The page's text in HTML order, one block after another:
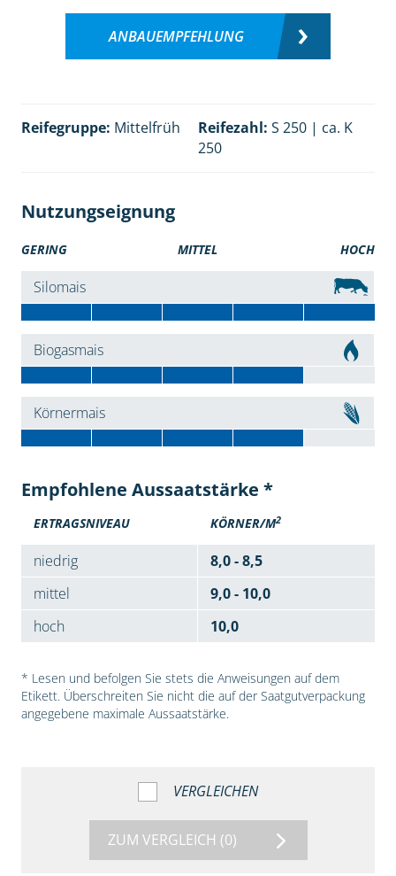
ANBAUEMPFEHLUNG
Reifegruppe: Mittelfrüh Reifezahl: S 250 | ca. K
250
Nutzungseignung
GERING MITTEL HOCH
Silomais
Biogasmais
Körnermais
Empfohlene Aussaatstärke *
ERTRAGSNIVEAU KÖRNER/M2
niedrig
8,0 - 8,5
mittel
9,0 - 10,0
hoch
10,0
* Lesen und befolgen Sie stets die Anweisungen auf dem
Etikett. Überschreiten Sie nicht die auf der Saatgutverpackung
angegebene maximale Aussaatstärke.
VERGLEICHEN
ZUM VERGLEICH (0)